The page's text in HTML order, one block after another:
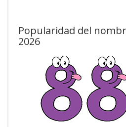
Popularidad del
2026